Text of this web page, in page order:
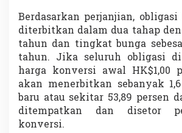
6
M
i
l
i
a
r
L
Berdasarkan perjanjian,
diterbitkan dalam dua tahap
tahun dan tingkat bunga
tahun. Jika seluruh obligasi
harga konversi awal HK$1,00
akan menerbitkan sebanyak
baru atau sekitar 53,89 persen
ditempatkan dan disetor
konversi.